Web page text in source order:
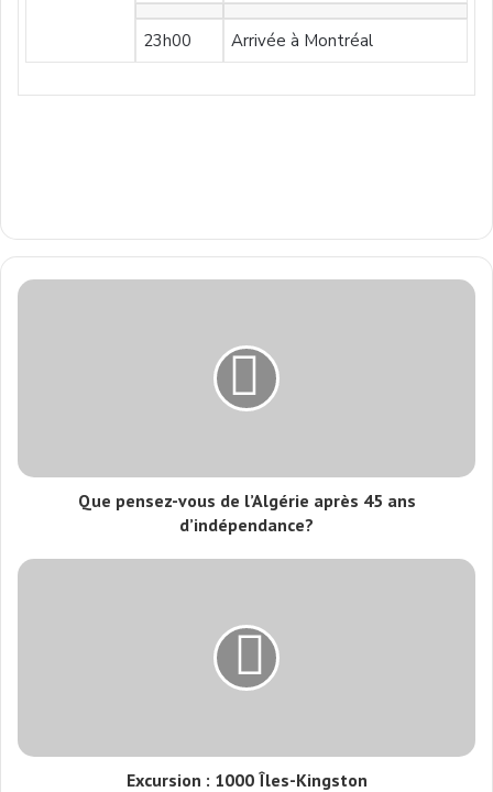
23h00 Arrivée à Montréal
Que pensez-vous de l’Algérie après 45 ans
d’indépendance?
Excursion : 1000 Îles-Kingston